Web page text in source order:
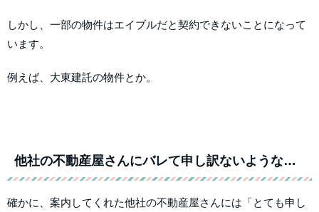
しかし、一部の物件はエイブルだと契約できないことになって
います。
例えば、大東建託の物件とか。
他社の不動産屋さんにバレて申し訳ないような…
確かに、案内してくれた他社の不動産屋さんには「とても申し